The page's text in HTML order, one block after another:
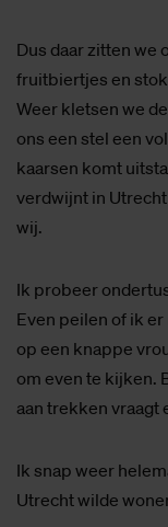
Dus daar zitten we
fruitbiertjes en
Weer kletsen we
ons een stel een
kaarsen komt
verdwijnt in
wij.
Ik probeer
Even peilen of ik
op een knappe
om even te kijken.
aan trekken vraagt
Ik snap weer
Utrecht wilde